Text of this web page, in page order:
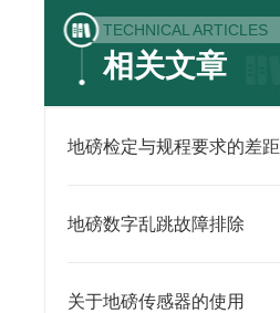
TECHNICAL ARTICLES
相关文章
地磅检定与规程要求的差距
地磅数字乱跳故障排除
关于地磅传感器的使用